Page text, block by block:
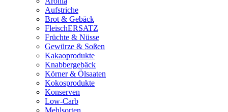
Aufstriche
Brot & Gebäck
FleischERSATZ
Früchte & Nüsse
Gewürze & Soßen
Kakaoprodukte
Knabbergebäck
Körner & Ölsaaten
Kokosprodukte
Konserven
Low-Carb
Mehlsorten